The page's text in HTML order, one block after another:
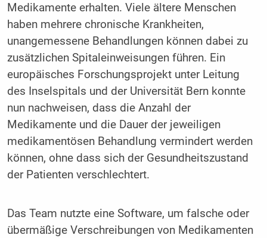
Medikamente erhalten. Viele ältere Menschen
haben mehrere chronische Krankheiten,
unangemessene Behandlungen können dabei zu
zusätzlichen Spitaleinweisungen führen. Ein
europäisches Forschungsprojekt unter Leitung
des Inselspitals und der Universität Bern konnte
nun nachweisen, dass die Anzahl der
Medikamente und die Dauer der jeweiligen
medikamentösen Behandlung vermindert werden
können, ohne dass sich der Gesundheitszustand
der Patienten verschlechtert.
Das Team nutzte eine Software, um falsche oder
übermäßige Verschreibungen von Medikamenten